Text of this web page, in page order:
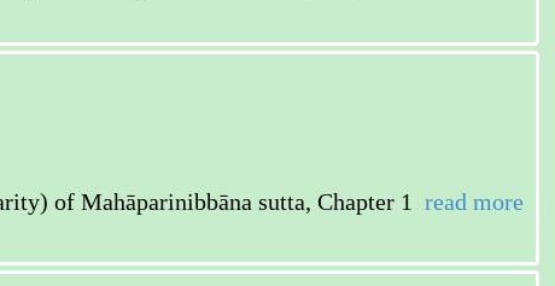
of Mahāparinibbāna sutta, Chapter 1 read more